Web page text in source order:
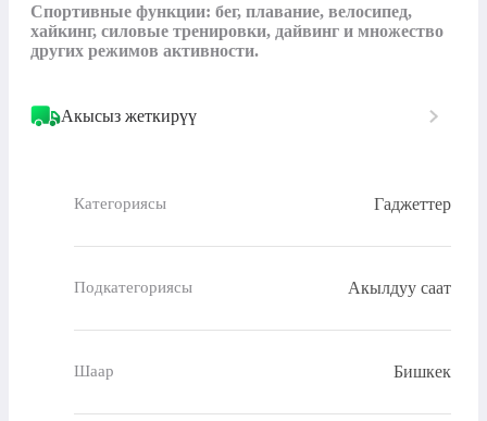
Спортивные функции: бег, плавание, велосипед,
хайкинг, силовые тренировки, дайвинг и множество
других режимов активности.
Акысыз жеткирүү
Категориясы Гаджеттер
Подкатегориясы Акылдуу саат
Шаар Бишкек